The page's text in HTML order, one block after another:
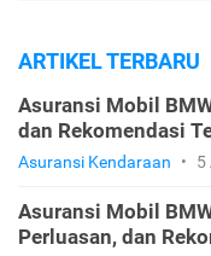
ARTIKEL TERBARU
Asuransi Mobil
dan Rekomendasi
Asuransi Kendaraan • 5
Asuransi Mobil
Perluasan, dan